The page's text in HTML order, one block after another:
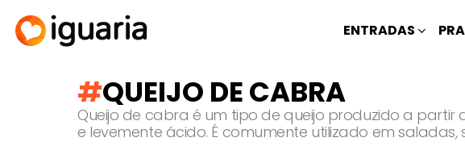
ENTRADAS
QUEIJO DE CABRA
Queijo de cabra é um tipo de queijo produzido a
e levemente ácido. É comumente utilizado em